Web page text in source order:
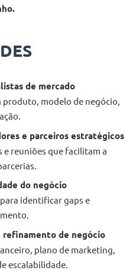
de mercado
modelo de negócio,
e parceiros estratégicos
e reuniões que facilitam a
do negócio
identificar gaps e
refinamento de negócio
plano de marketing,
escalabilidade.